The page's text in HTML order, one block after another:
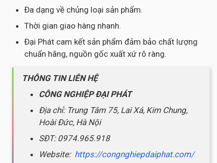
Đa dạng về chủng loại sản phẩm.
Thời gian giao hàng nhanh.
Đại Phát cam kết sản phẩm đảm bảo chất lượng
chuẩn hãng, nguồn gốc xuất xứ rõ ràng.
THÔNG TIN LIÊN HỆ
CÔNG NGHIỆP ĐẠI PHÁT
Địa chỉ: Trung Tâm 75, Lai Xá, Kim Chung,
Hoài Đức, Hà Nội
SĐT: 0974.965.918
Website: https://congnghiepdaiphat.com/